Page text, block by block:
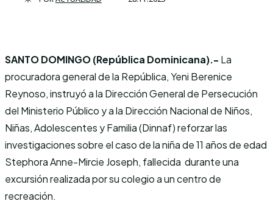
SANTO DOMINGO (República Dominicana).- La
procuradora general de la República, Yeni Berenice
Reynoso, instruyó a la Dirección General de Persecución
del Ministerio Público y a la Dirección Nacional de Niños,
Niñas, Adolescentes y Familia (Dinnaf) reforzar las
investigaciones sobre el caso de la niña de 11 años de edad
Stephora Anne-Mircie Joseph, fallecida durante una
excursión realizada por su colegio a un centro de
recreación.